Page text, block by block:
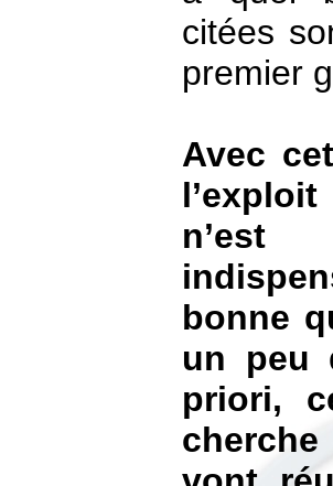
citées
premier
Avec
n’est
bonne
un peu
priori,